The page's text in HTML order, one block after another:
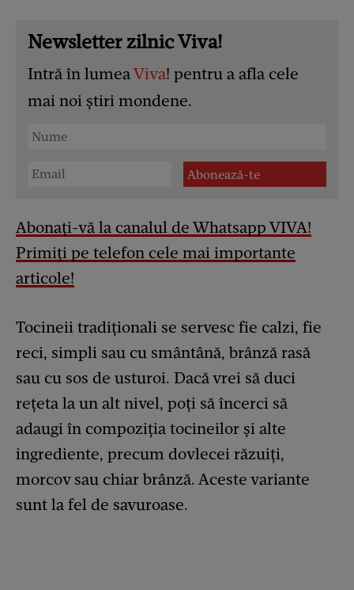
Newsletter zilnic Viva!
Intră în lumeaViva! pentru a afla cele
mai noi știri mondene.
Abonați-vă la canalul de Whatsapp VIVA!
Primiți pe telefon cele mai importante
articole!
Tocineii tradiționali se servesc fie calzi, fie
reci, simpli sau cu smântână, brânză rasă
sau cu sos de usturoi. Dacă vrei să duci
rețeta la un alt nivel, poți să încerci să
adaugi în compoziția tocineilor și alte
ingrediente, precum dovlecei răzuiți,
morcov sau chiar brânză. Aceste variante
sunt la fel de savuroase.